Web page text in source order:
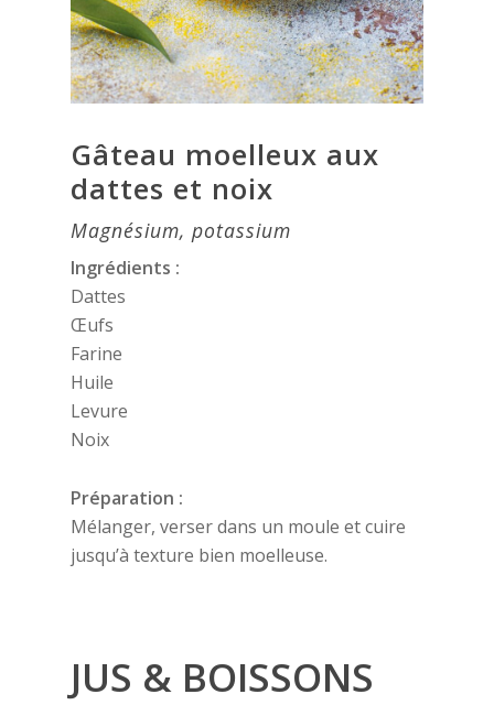
Gâteau moelleux aux
dattes et noix
Magnésium, potassium
Ingrédients :
Dattes
Œufs
Farine
Huile
Levure
Noix
Préparation :
Mélanger, verser dans un moule et cuire
jusqu’à texture bien moelleuse.
JUS & BOISSONS